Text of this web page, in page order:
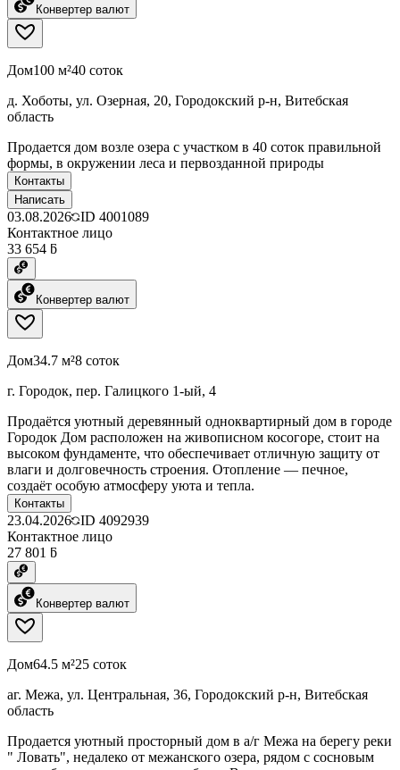
Конвертер валют
Дом100 м²40 соток
д. Хоботы, ул. Озерная, 20, Городокский р-н, Витебская
область
Продается дом возле озера с участком в 40 соток правильной
формы, в окружении леса и первозданной природы
Контакты
Написать
03.08.2026 ID 4001089
Контактное лицо
33 654 ƃ
Конвертер валют
Дом34.7 м²8 соток
г. Городок, пер. Галицкого 1-ый, 4
Продаётся уютный деревянный одноквартирный дом в городе
Городок Дом расположен на живописном косогоре, стоит на
высоком фундаменте, что обеспечивает отличную защиту от
влаги и долговечность строения. Отопление — печное,
создаёт особую атмосферу уюта и тепла.
Контакты
23.04.2026 ID 4092939
Контактное лицо
27 801 ƃ
Конвертер валют
Дом64.5 м²25 соток
аг. Межа, ул. Центральная, 36, Городокский р-н, Витебская
область
Продается уютный просторный дом в а/г Межа на берегу реки
" Ловать", недалеко от межанского озера, рядом с сосновым